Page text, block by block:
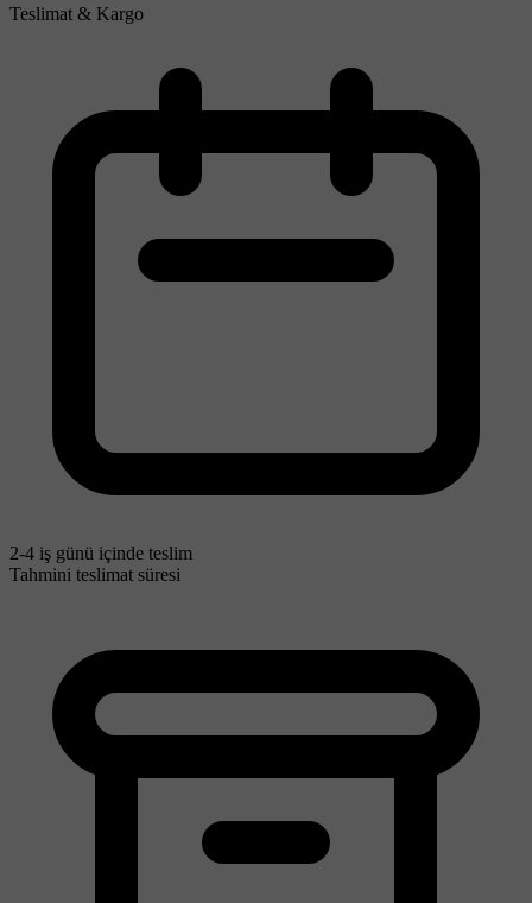
Teslimat & Kargo
2-4 iş günü içinde teslim
Tahmini teslimat süresi